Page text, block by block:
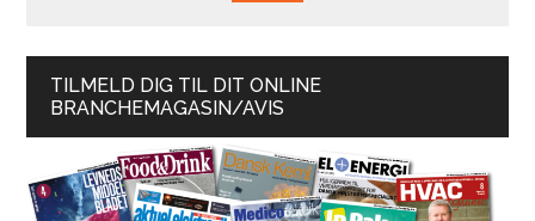
TILMELD DIG TIL DIT ONLINE
BRANCHEMAGASIN/AVIS